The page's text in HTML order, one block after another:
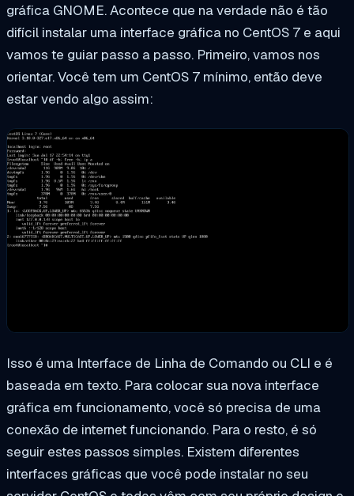
gráfica GNOME. Acontece que na verdade não é tão
difícil instalar uma interface gráfica no CentOS 7 e aqui
vamos te guiar passo a passo. Primeiro, vamos nos
orientar. Você tem um CentOS 7 mínimo, então deve
estar vendo algo assim:
Isso é uma Interface de Linha de Comando ou CLI e é
baseada em texto. Para colocar sua nova interface
gráfica em funcionamento, você só precisa de uma
conexão de internet funcionando. Para o resto, é só
seguir estes passos simples. Existem diferentes
interfaces gráficas que você pode instalar no seu